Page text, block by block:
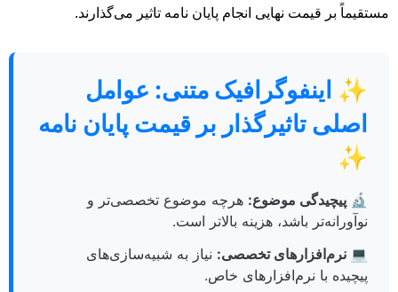
مستقیماً بر قیمت نهایی انجام پایان نامه تاثیر می‌گذارند.
✨ اینفوگرافیک متنی: عوامل
اصلی تاثیرگذار بر قیمت پایان نامه
✨
🔬 پیچیدگی موضوع: هرچه موضوع تخصصی‌تر و
نوآورانه‌تر باشد، هزینه بالاتر است.
💻 نرم‌افزارهای تخصصی: نیاز به شبیه‌سازی‌های
پیچیده با نرم‌افزارهای خاص.